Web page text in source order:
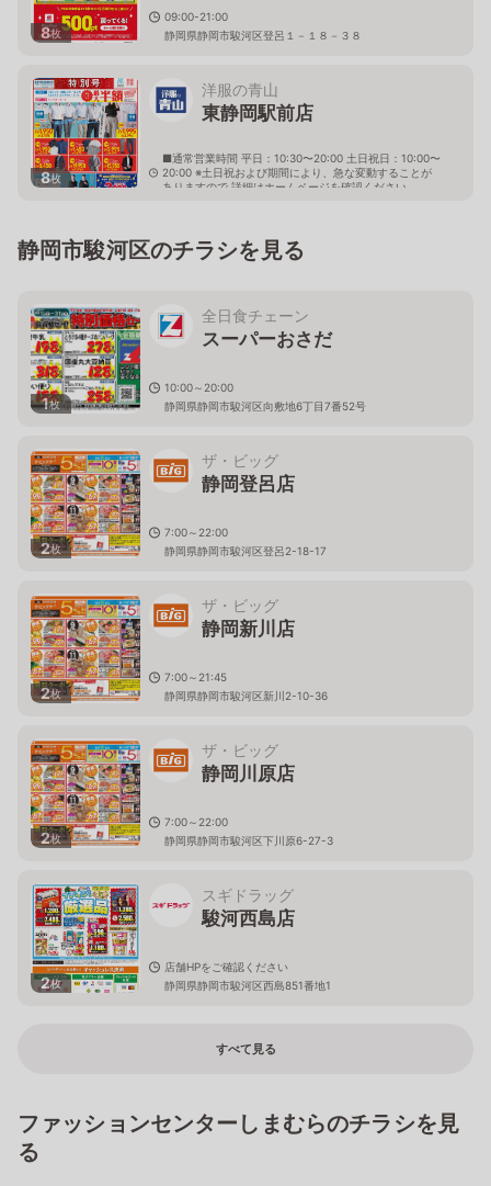
8枚
09:00-21:00
静岡県静岡市駿河区登呂１－１８－３８
8枚
洋服の青山
東静岡駅前店
■通常営業時間 平日：10:30〜20:00 土日祝日：10:00〜
20:00 ※土日祝および期間により、急な変動することが
ありますので 詳細はホームページを確認ください
静岡市駿河区のチラシを見る
1枚
全日食チェーン
スーパーおさだ
10:00～20:00
静岡県静岡市駿河区向敷地6丁目7番52号
2枚
ザ・ビッグ
静岡登呂店
7:00～22:00
静岡県静岡市駿河区登呂2-18-17
2枚
ザ・ビッグ
静岡新川店
7:00～21:45
静岡県静岡市駿河区新川2-10-36
2枚
ザ・ビッグ
静岡川原店
7:00～22:00
静岡県静岡市駿河区下川原6-27-3
2枚
スギドラッグ
駿河西島店
店舗HPをご確認ください
静岡県静岡市駿河区西島851番地1
すべて見る
ファッションセンターしまむらのチラシを見
る